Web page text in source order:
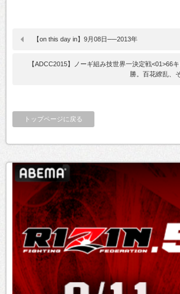
【on this day in】9月08日──2013年
【ADCC2015】ノーギ組み技世界一決定戦<01>66
勝。百花繚乱、
トップページに戻る